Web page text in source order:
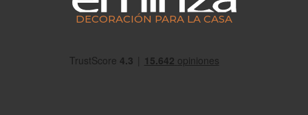
DECORACIÓN PARA LA CASA